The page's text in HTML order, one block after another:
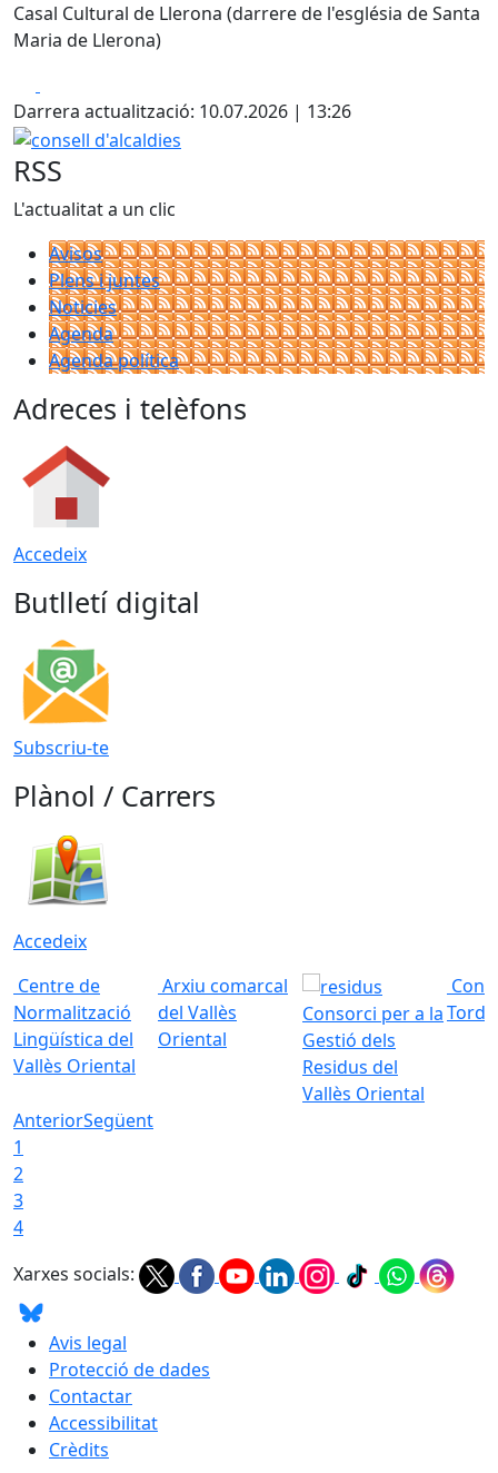
Casal Cultural de Llerona (darrere de l'església de Santa
Maria de Llerona)
Darrera actualització: 10.07.2026 | 13:26
consell d'alcaldies
RSS
L'actualitat a un clic
Avisos
Plens i juntes
Noticies
Agenda
Agenda política
Adreces i telèfons
Accedeix
Butlletí digital
Subscriu-te
Plànol / Carrers
Accedeix
Centre de
Normalització
Lingüística del
Vallès Oriental
Arxiu comarcal
del Vallès
Oriental
Consorci per a la
Gestió dels
Residus del
Vallès Oriental
AnteriorSegüent
1
2
3
4
Xarxes socials:
Avis legal
Protecció de dades
Contactar
Accessibilitat
Crèdits